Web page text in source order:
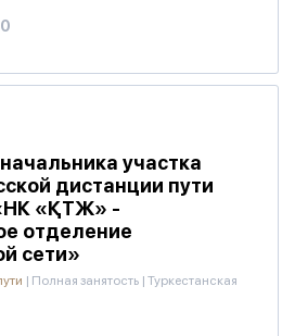
участка
дистанции пути
«ҚТЖ» -
отделение
сети»
| Полная занятость | Туркестанская